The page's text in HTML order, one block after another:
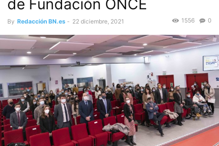
de Fundación ONCE
By Redacción BN.es - 22 diciembre, 2021 0
1556